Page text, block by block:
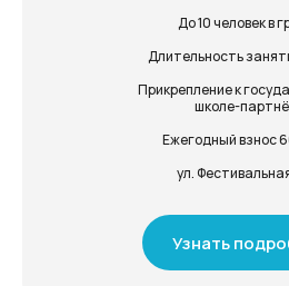
До 10 человек в
Длительность
Прикрепление к
школе-
Ежегодный взнос
ул.
Узнать